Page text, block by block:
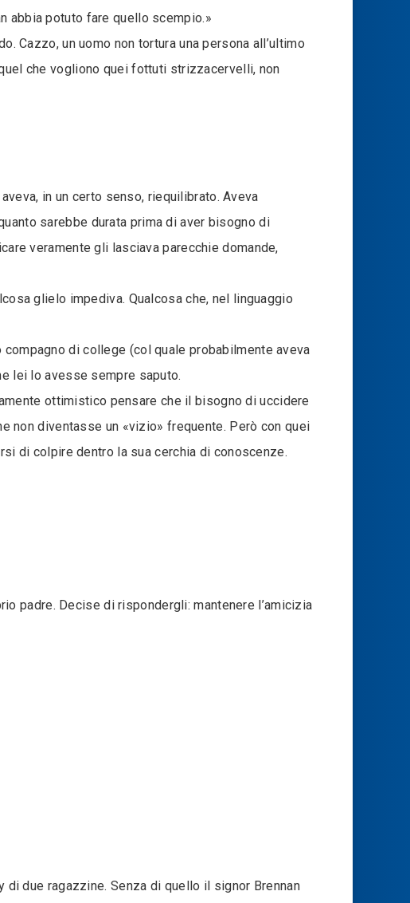
abbia potuto fare quello scempio.»
Cazzo, un uomo non tortura una persona all’ultimo
che vogliono quei fottuti strizzacervelli, non
in un certo senso, riequilibrato. Aveva
sarebbe durata prima di aver bisogno di
veramente gli lasciava parecchie domande,
glielo impediva. Qualcosa che, nel linguaggio
di college (col quale probabilmente aveva
lei lo avesse sempre saputo.
ottimistico pensare che il bisogno di uccidere
non diventasse un «vizio» frequente. Però con quei
di colpire dentro la sua cerchia di conoscenze.
padre. Decise di rispondergli: mantenere l’amicizia
due ragazzine. Senza di quello il signor Brennan